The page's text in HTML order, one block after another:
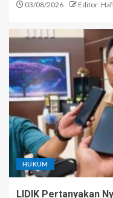
03/08/2026 Editor:
HUKUM
LIDIK Pertanyakan